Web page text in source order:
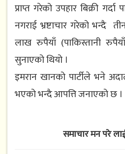
प्राप्त गरेको उपहार बिक्री
नगराई भ्रष्टाचार गरेको भन्दै
लाख रुपैयाँ (पाकिस्तानी
सुनाएको थियो ।
इमरान खानको पार्टीले भने
भएको भन्दै आपत्ति जनाएको छ ।
समाचार मन परे